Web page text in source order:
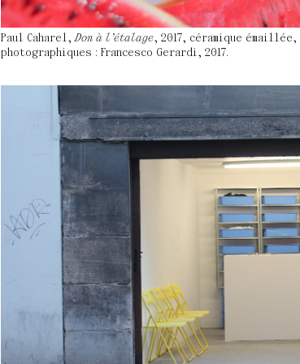
Paul Caharel,Don à l’étalage, 2017, céramique
photographiques : Francesco Gerardi, 2017.